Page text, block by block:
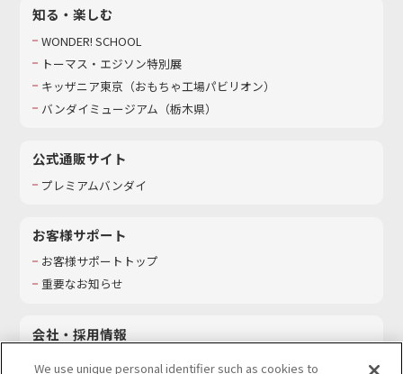
知る・楽しむ
WONDER! SCHOOL
トーマス・エジソン特別展
キッザニア東京（おもちゃ工場パビリオン）​
バンダイミュージアム（栃木県）
公式通販サイト
プレミアムバンダイ
お客様サポート
お客様サポートトップ
重要なお知らせ
会社・採用情報
We use unique personal identifier such as cookies to